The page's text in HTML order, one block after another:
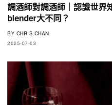
調酒師對調酒師｜認識世界
blender大不同？
BY CHRIS CHAN
2025-07-03